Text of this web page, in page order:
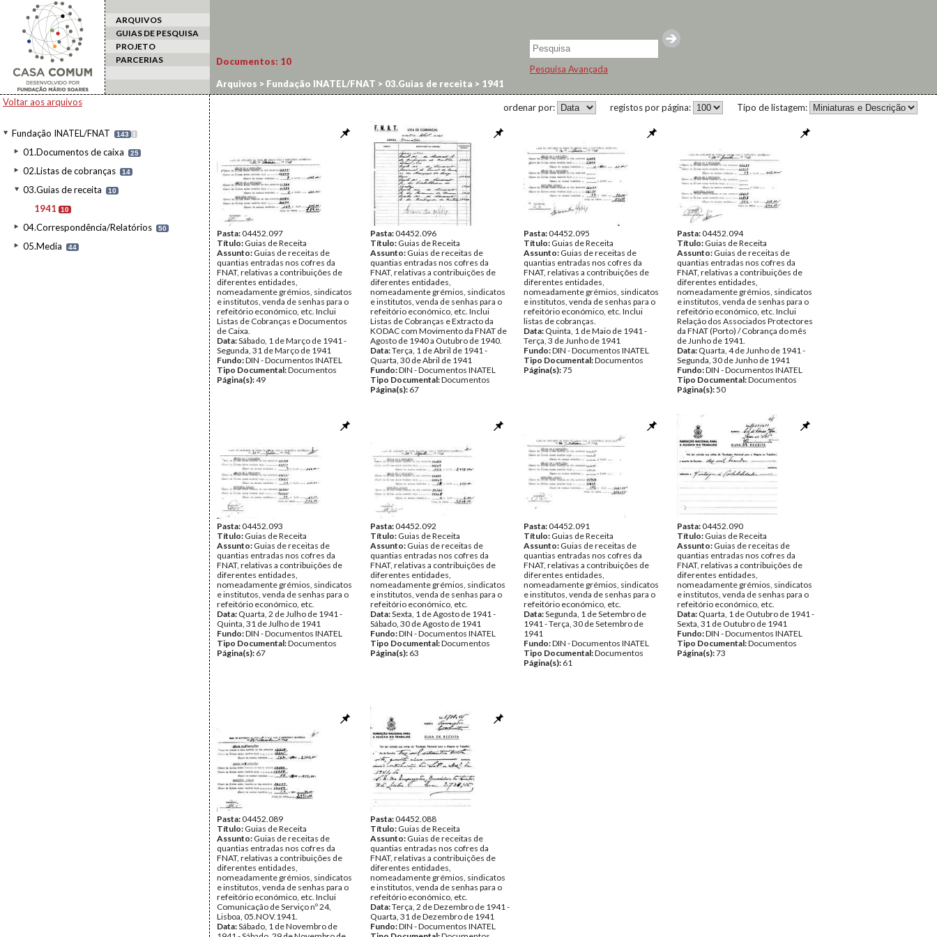
ARQUIVOS
GUIAS DE PESQUISA
PROJETO
PARCERIAS
Pesquisa Avançada
Voltar aos arquivos
Fundação INATEL/FNAT 143 I
01.Documentos de caixa 25
02.Listas de cobranças 14
03.Guias de receita 10
1941 10
04.Correspondência/Relatórios 50
05.Media 44
Documentos: 10
Arquivos > Fundação INATEL/FNAT > 03.Guias de receita > 1941
Tipo de listagem:
registos por página:
ordenar por:
Pasta:04452.097
Título: Guias de Receita
Assunto: Guias de receitas de
quantias entradas nos cofres da
FNAT, relativas a contribuições de
diferentes entidades,
nomeadamente grémios, sindicatos
e institutos, venda de senhas para o
refeitório económico, etc. Inclui
Listas de Cobranças e Documentos
de Caixa.
Data:Sábado, 1 de Março de 1941 -
Segunda, 31 de Março de 1941
Fundo:DIN - Documentos INATEL
Tipo Documental:Documentos
Página(s):49
Pasta:04452.096
Título: Guias de Receita
Assunto: Guias de receitas de
quantias entradas nos cofres da
FNAT, relativas a contribuições de
diferentes entidades,
nomeadamente grémios, sindicatos
e institutos, venda de senhas para o
refeitório económico, etc. Inclui
Listas de Cobranças e Extracto da
KODAC com Movimento da FNAT de
Agosto de 1940 a Outubro de 1940.
Data:Terça, 1 de Abril de 1941 -
Quarta, 30 de Abril de 1941
Fundo:DIN - Documentos INATEL
Tipo Documental:Documentos
Página(s): 67
Pasta:04452.095
Título: Guias de Receita
Assunto: Guias de receitas de
quantias entradas nos cofres da
FNAT, relativas a contribuições de
diferentes entidades,
nomeadamente grémios, sindicatos
e institutos, venda de senhas para o
refeitório económico, etc. Inclui
listas de cobranças.
Data: Quinta, 1 de Maio de 1941 -
Terça, 3 de Junho de 1941
Fundo:DIN - Documentos INATEL
Tipo Documental:Documentos
Página(s):75
Pasta:04452.094
Título: Guias de Receita
Assunto: Guias de receitas de
quantias entradas nos cofres da
FNAT, relativas a contribuições de
diferentes entidades,
nomeadamente grémios, sindicatos
e institutos, venda de senhas para o
refeitório económico, etc. Inclui
Relação dos Associados Protectores
da FNAT (Porto) / Cobrança do mês
de Junho de 1941.
Data: Quarta, 4 de Junho de 1941 -
Segunda, 30 de Junho de 1941
Fundo:DIN - Documentos INATEL
Tipo Documental:Documentos
Página(s):50
Pasta:04452.093
Título: Guias de Receita
Assunto: Guias de receitas de
quantias entradas nos cofres da
FNAT, relativas a contribuições de
diferentes entidades,
nomeadamente grémios, sindicatos
e institutos, venda de senhas para o
refeitório económico, etc.
Data: Quarta, 2 de Julho de 1941 -
Quinta, 31 de Julho de 1941
Fundo:DIN - Documentos INATEL
Tipo Documental:Documentos
Página(s): 67
Pasta:04452.092
Título: Guias de Receita
Assunto: Guias de receitas de
quantias entradas nos cofres da
FNAT, relativas a contribuições de
diferentes entidades,
nomeadamente grémios, sindicatos
e institutos, venda de senhas para o
refeitório económico, etc.
Data:Sexta, 1 de Agosto de 1941 -
Sábado, 30 de Agosto de 1941
Fundo:DIN - Documentos INATEL
Tipo Documental:Documentos
Página(s): 63
Pasta:04452.091
Título: Guias de Receita
Assunto: Guias de receitas de
quantias entradas nos cofres da
FNAT, relativas a contribuições de
diferentes entidades,
nomeadamente grémios, sindicatos
e institutos, venda de senhas para o
refeitório económico, etc.
Data:Segunda, 1 de Setembro de
1941 - Terça, 30 de Setembro de
1941
Fundo:DIN - Documentos INATEL
Tipo Documental:Documentos
Página(s): 61
Pasta:04452.090
Título: Guias de Receita
Assunto: Guias de receitas de
quantias entradas nos cofres da
FNAT, relativas a contribuições de
diferentes entidades,
nomeadamente grémios, sindicatos
e institutos, venda de senhas para o
refeitório económico, etc.
Data: Quarta, 1 de Outubro de 1941 -
Sexta, 31 de Outubro de 1941
Fundo:DIN - Documentos INATEL
Tipo Documental:Documentos
Página(s):73
Pasta:04452.089
Título: Guias de Receita
Assunto: Guias de receitas de
quantias entradas nos cofres da
FNAT, relativas a contribuições de
diferentes entidades,
nomeadamente grémios, sindicatos
e institutos, venda de senhas para o
refeitório económico, etc. Inclui
Comunicação de Serviço nº 24,
Lisboa, 05.NOV.1941.
Data:Sábado, 1 de Novembro de
Pasta:04452.088
Título: Guias de Receita
Assunto: Guias de receitas de
quantias entradas nos cofres da
FNAT, relativas a contribuições de
diferentes entidades,
nomeadamente grémios, sindicatos
e institutos, venda de senhas para o
refeitório económico, etc.
Data:Terça, 2 de Dezembro de 1941 -
Quarta, 31 de Dezembro de 1941
Fundo:DIN - Documentos INATEL